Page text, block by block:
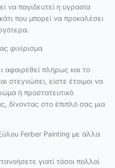
να παγιδευτεί η υγρασία
που μπορεί να προκαλέσει
φινίρισμα
αφαιρεθεί πλήρως και το
στεγνώσει, είστε έτοιμοι να
ή προστατευτικό
δίνοντας στο έπιπλό σας μια
Ferber Painting με άλλα
γιατί τόσοι πολλοί